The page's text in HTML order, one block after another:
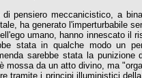
pensiero meccanicistico, a
ha generato l'imperturbabile
umano, hanno innescato il
stata in qualche modo un
sarebbe stata la
mossa da un atto divino, ma
tramite i principi illuministici